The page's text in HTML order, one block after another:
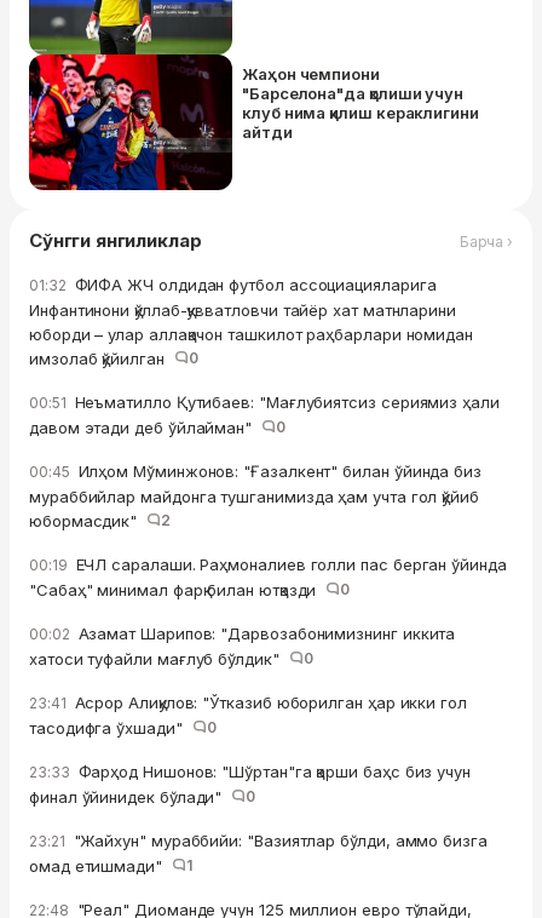
Жаҳон чемпиони
"Барселона"да қолиши учун
клуб нима қилиш кераклигини
айтди
Сўнгги янгиликлар Барча ›
01:32 ФИФА ЖЧ олдидан футбол ассоциацияларига
Инфантинони қўллаб-қувватловчи тайёр хат матнларини
юборди – улар аллақачон ташкилот раҳбарлари номидан
имзолаб қўйилган
0
00:51 Неъматилло Қутибаев: "Мағлубиятсиз сериямиз ҳали
давом этади деб ўйлайман"
0
00:45 Илҳом Мўминжонов: "Ғазалкент" билан ўйинда биз
мураббийлар майдонга тушганимизда ҳам учта гол қўйиб
юбормасдик"
2
00:19 ЕЧЛ саралаши. Раҳмоналиев голли пас берган ўйинда
"Сабаҳ" минимал фарқ билан ютқазди
0
00:02 Азамат Шарипов: "Дарвозабонимизнинг иккита
хатоси туфайли мағлуб бўлдик"
0
23:41 Асрор Алиқулов: "Ўтказиб юборилган ҳар икки гол
тасодифга ўхшади"
0
23:33 Фарҳод Нишонов: "Шўртан"га қарши баҳс биз учун
финал ўйинидек бўлади"
0
23:21 "Жайхун" мураббийи: "Вазиятлар бўлди, аммо бизга
омад етишмади"
1
22:48 "Реал" Диоманде учун 125 миллион евро тўлайди,